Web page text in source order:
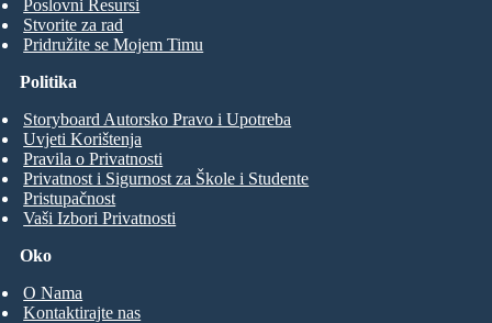
Poslovni Resursi
Stvorite za rad
Pridružite se Mojem Timu
Oko
O Nama
Kontaktirajte nas
Politika
Storyboard Autorsko Pravo i Upotreba
Uvjeti Korištenja
Pravila o Privatnosti
Privatnost i Sigurnost za Škole i Studente
Pristupačnost
Vaši Izbori Privatnosti